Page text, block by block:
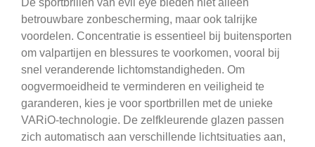
De sportbrillen van evil eye bieden niet alleen
betrouwbare zonbescherming, maar ook talrijke
voordelen. Concentratie is essentieel bij buitensporten
om valpartijen en blessures te voorkomen, vooral bij
snel veranderende lichtomstandigheden. Om
oogvermoeidheid te verminderen en veiligheid te
garanderen, kies je voor sportbrillen met de unieke
VARiO-technologie. De zelfkleurende glazen passen
zich automatisch aan verschillende lichtsituaties aan,